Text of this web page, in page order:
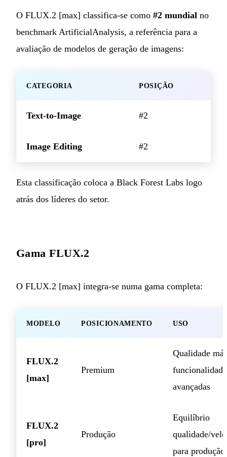
O FLUX.2 [max] classifica-se como #2 mundial no
benchmark ArtificialAnalysis, a referência para a
avaliação de modelos de geração de imagens:
CATEGORIA POSIÇÃO
Text-to-Image #2
Image Editing #2
Esta classificação coloca a Black Forest Labs logo
atrás dos líderes do setor.
Gama FLUX.2
O FLUX.2 [max] integra-se numa gama completa:
MODELO POSICIONAMENTO USO
FLUX.2
[max]
Premium
Qualidade
avançadas
FLUX.2
[pro]
Produção
Equilíbrio
qualidade/
para produção